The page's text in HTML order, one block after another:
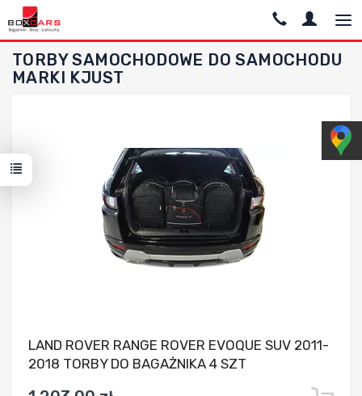
TORBY SAMOCHODOWE DO SAMOCHODU
MARKI KJUST
LAND ROVER RANGE ROVER EVOQUE SUV 2011-
2018 TORBY DO BAGAŻNIKA 4 SZT